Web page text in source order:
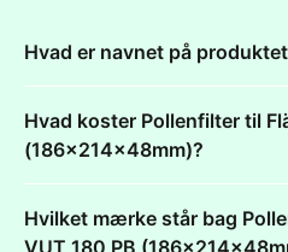
Hvad er navnet på
Hvad koster Pollenfilter til
(186x214x48mm)?
Hvilket mærke står bag
VUT 180 PB